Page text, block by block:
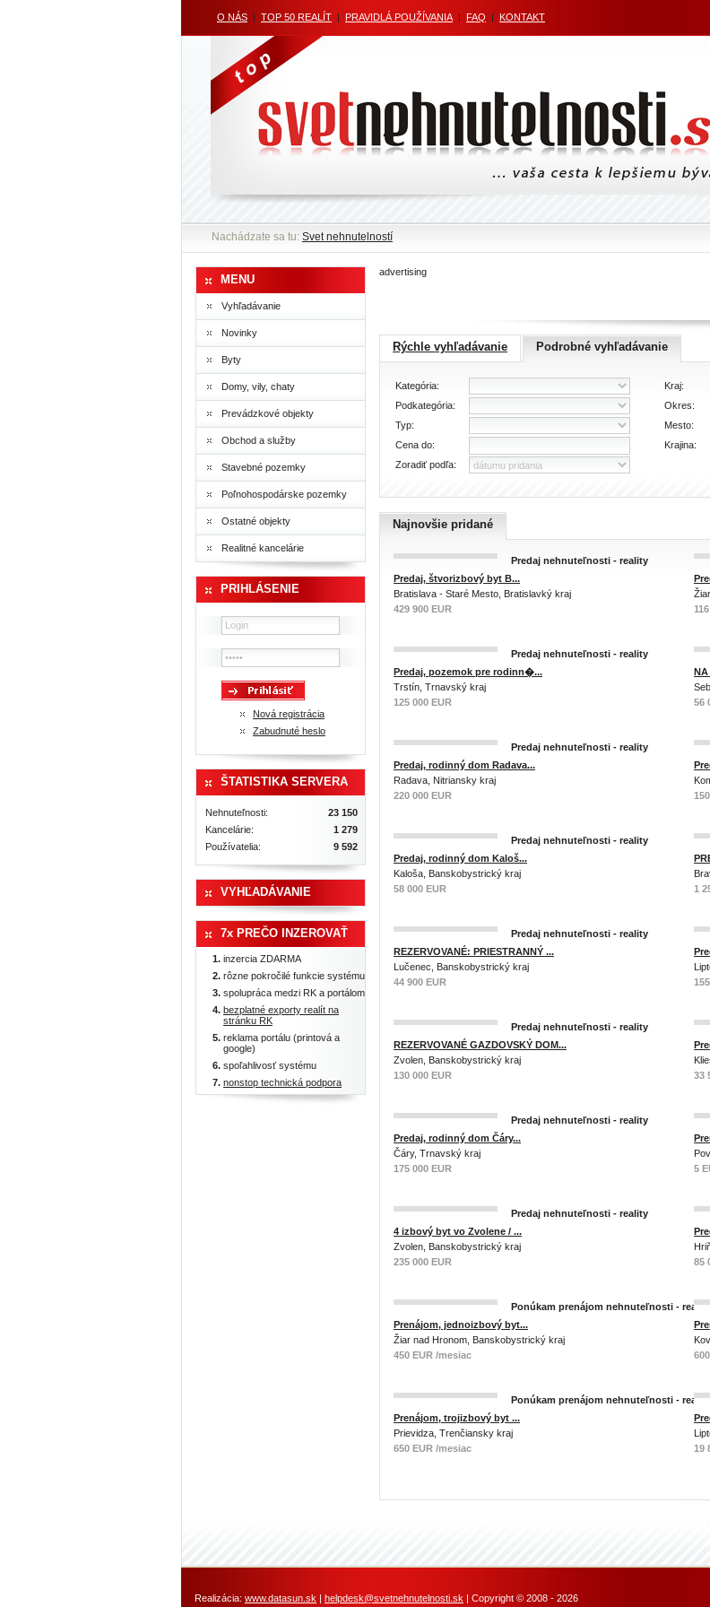
O NÁS | TOP 50 REALÍT | PRAVIDLÁ POUŽÍVANIA | FAQ | KONTAKT
Nachádzate sa tu: Svet nehnutelností
MENU
Vyhľadávanie
Novinky
Byty
Domy, vily, chaty
Prevádzkové objekty
Obchod a služby
Stavebné pozemky
Poľnohospodárske pozemky
Ostatné objekty
Realitné kancelárie
PRIHLÁSENIE
Nová registrácia
Zabudnuté heslo
ŠTATISTIKA SERVERA
Nehnuteľnosti:
23 150
Kancelárie:
1 279
Používatelia:
9 592
VYHĽADÁVANIE
7x PREČO INZEROVAŤ
inzercia ZDARMA
rôzne pokročilé funkcie systému
spolupráca medzi RK a portálom
bezplatné exporty realít na
stránku RK
reklama portálu (printová a
google)
spoľahlivosť systému
nonstop technická podpora
advertising
Rýchle vyhľadávanie Podrobné vyhľadávanie
Kategória:
Podkategória:
Typ:
Cena do:
Zoradiť podľa:
Kraj:
Okres:
Mesto:
Krajina:
Najnovšie pridané
Predaj nehnuteľnosti - reality
Predaj, štvorizbový byt B...
Bratislava - Staré Mesto, Bratislavký kraj
429 900 EUR
Predaj nehnuteľnosti - reality
Predaj, pozemok pre rodinn�...
Trstín, Trnavský kraj
125 000 EUR
NA
56
Predaj nehnuteľnosti - reality
Predaj, rodinný dom Radava...
Radava, Nitriansky kraj
220 000 EUR
Predaj nehnuteľnosti - reality
Predaj, rodinný dom Kaloš...
Kaloša, Banskobystrický kraj
58 000 EUR
1
Predaj nehnuteľnosti - reality
REZERVOVANÉ: PRIESTRANNÝ ...
Lučenec, Banskobystrický kraj
44 900 EUR
Predaj nehnuteľnosti - reality
REZERVOVANÉ GAZDOVSKÝ DOM...
Zvolen, Banskobystrický kraj
130 000 EUR
33
Predaj nehnuteľnosti - reality
Predaj, rodinný dom Čáry...
Čáry, Trnavský kraj
175 000 EUR
5
Predaj nehnuteľnosti - reality
4 izbový byt vo Zvolene / ...
Zvolen, Banskobystrický kraj
235 000 EUR
85
Ponúkam prenájom nehnuteľnosti - reality
Prenájom, jednoizbový byt...
Žiar nad Hronom, Banskobystrický kraj
450 EUR /mesiac
Ponúkam prenájom nehnuteľnosti - reality
Prenájom, trojizbový byt ...
Prievidza, Trenčiansky kraj
650 EUR /mesiac
19
Realizácia: www.datasun.sk | helpdesk@svetnehnutelnosti.sk | Copyright © 2008 - 2026